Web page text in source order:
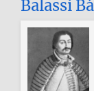
Balassi